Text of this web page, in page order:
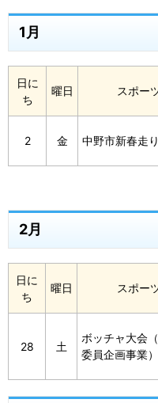
1月
日に
ち
曜日 スポー
2 金 中野市新春走
2月
日に
ち
曜日 スポー
28 土
ボッチャ大会
委員企画事業）